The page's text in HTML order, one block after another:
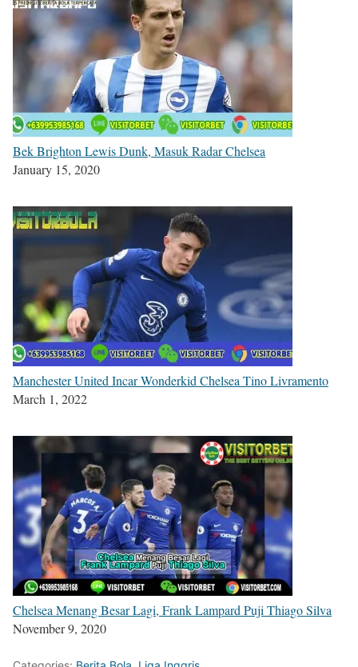
Bek Brighton Lewis Dunk, Masuk Radar Chelsea
January 15, 2020
Manchester United Incar Wonderkid Chelsea Tino Livramento
March 1, 2022
Chelsea Menang Besar Lagi, Frank Lampard Puji Thiago Silva
November 9, 2020